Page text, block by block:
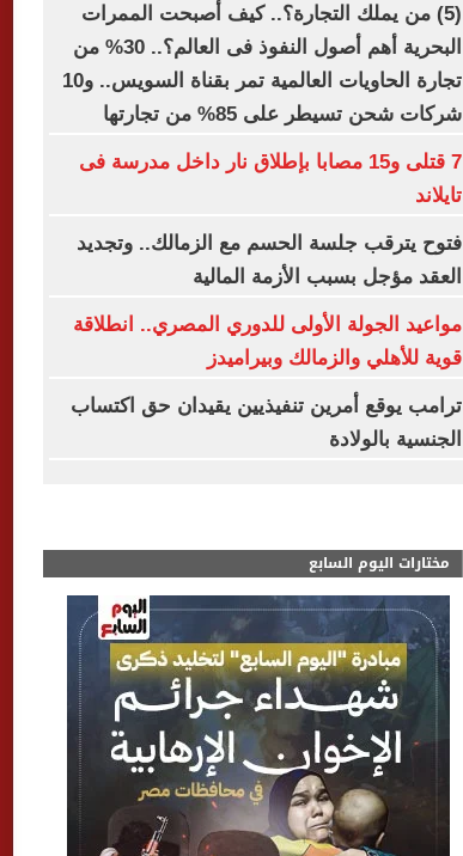
(5) من يملك التجارة؟.. كيف أصبحت الممرات
البحرية أهم أصول النفوذ فى العالم؟.. 30% من
تجارة الحاويات العالمية تمر بقناة السويس.. و10
شركات شحن تسيطر على 85% من تجارتها
7 قتلى و15 مصابا بإطلاق نار داخل مدرسة فى
تايلاند
فتوح يترقب جلسة الحسم مع الزمالك.. وتجديد
العقد مؤجل بسبب الأزمة المالية
مواعيد الجولة الأولى للدوري المصري.. انطلاقة
قوية للأهلي والزمالك وبيراميدز
ترامب يوقع أمرين تنفيذيين يقيدان حق اكتساب
الجنسية بالولادة
مختارات اليوم السابع